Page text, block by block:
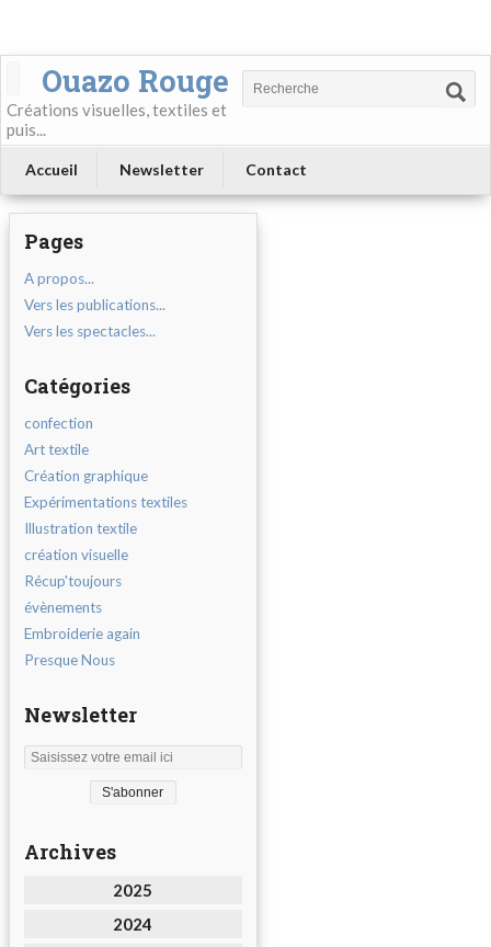
Ouazo Rouge
Créations visuelles, textiles et
puis...
Accueil Newsletter Contact
Pages
A propos...
Vers les publications...
Vers les spectacles...
Catégories
confection
Art textile
Création graphique
Expérimentations textiles
Illustration textile
création visuelle
Récup'toujours
évènements
Embroiderie again
Presque Nous
Newsletter
Archives
2025
2024